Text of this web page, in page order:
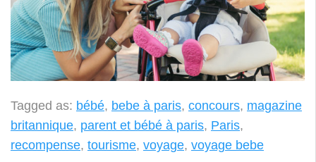
Tagged as: bébé, bebe à paris, concours, magazine
britannique, parent et bébé à paris, Paris,
recompense, tourisme, voyage, voyage bebe